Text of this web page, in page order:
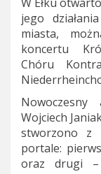
jego
miasta,
koncertu
Chóru
Nowoczesny
Wojciech
stworzono z
portale:
oraz drugi